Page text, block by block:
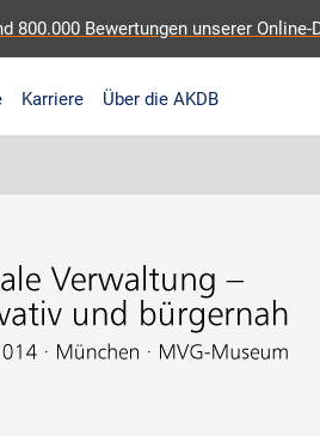
800.000 Bewertungen unserer Online-
Karriere Über die AKDB